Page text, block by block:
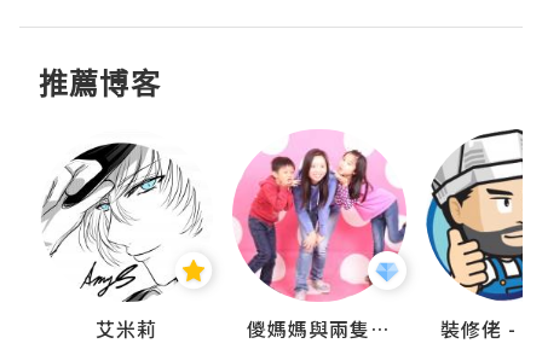
推薦博客
艾米莉 儍媽媽與兩隻小魔怪之家